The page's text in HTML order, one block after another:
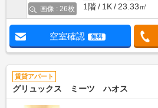
画像 : 26枚
1階
1K 23.33㎡
空室確認 無料
賃貸アパート
グリュックス ミーツ ハオス